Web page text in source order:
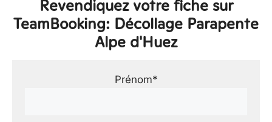
Revendiquez votre fiche sur
TeamBooking: Décollage Parapente
Alpe d'Huez
Prénom*